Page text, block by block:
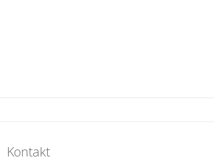
Kontakt